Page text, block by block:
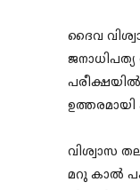
ദൈവ
വിശ്വാസ
മറു കാൽ